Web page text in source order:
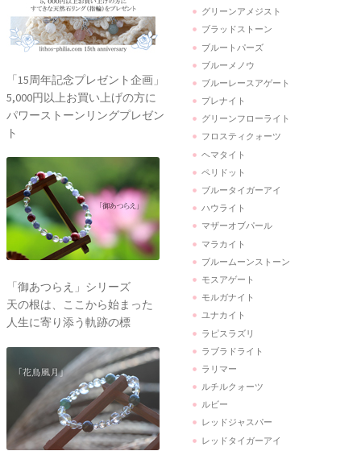
「15周年記念プレゼント企画」
5,000円以上お買い上げの方に
パワーストーンリングプレゼン
ト
「御あつらえ」シリーズ
天の根は、ここから始まった
人生に寄り添う軌跡の標
グリーンアメジスト
ブラッドストーン
ブルートパーズ
ブルーメノウ
ブルーレースアゲート
プレナイト
グリーンフローライト
フロスティクォーツ
ヘマタイト
ペリドット
ブルータイガーアイ
ハウライト
マザーオブパール
マラカイト
ブルームーンストーン
モスアゲート
モルガナイト
ユナカイト
ラピスラズリ
ラブラドライト
ラリマー
ルチルクォーツ
ルビー
レッドジャスパー
レッドタイガーアイ